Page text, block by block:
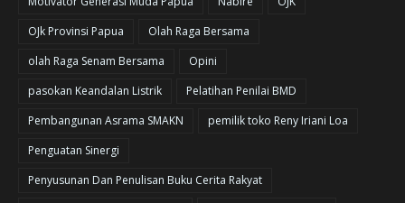
OJk Provinsi Papua
Olah Raga Bersama
olah Raga Senam Bersama
Opini
pasokan Keandalan Listrik
Pelatihan Penilai BMD
Pembangunan Asrama SMAKN
pemilik toko Reny Iriani Loa
Penguatan Sinergi
Penyusunan Dan Penulisan Buku Cerita Rakyat